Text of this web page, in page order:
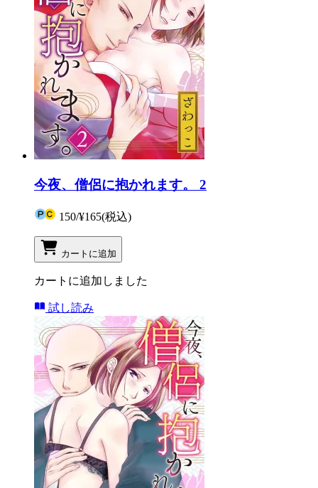
今夜、僧侶に抱かれます。 2
150/¥165(税込)
カートに追加
カートに追加しました
試し読み